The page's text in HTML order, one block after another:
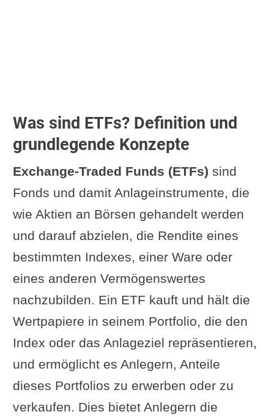
Was sind ETFs? Definition und
grundlegende Konzepte
Exchange-Traded Funds (ETFs) sind
Fonds und damit Anlageinstrumente, die
wie Aktien an Börsen gehandelt werden
und darauf abzielen, die Rendite eines
bestimmten Indexes, einer Ware oder
eines anderen Vermögenswertes
nachzubilden. Ein ETF kauft und hält die
Wertpapiere in seinem Portfolio, die den
Index oder das Anlageziel repräsentieren,
und ermöglicht es Anlegern, Anteile
dieses Portfolios zu erwerben oder zu
verkaufen. Dies bietet Anlegern die